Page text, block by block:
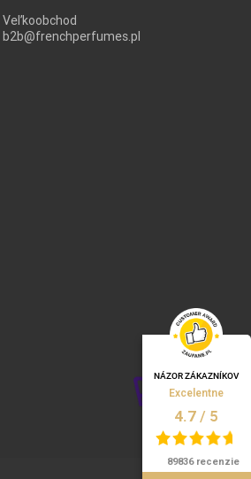
Veľkoobchod
b2b@frenchperfumes.pl
NÁZOR ZÁKAZNÍKOV
Excelentne
4.7 / 5
89836 recenzie